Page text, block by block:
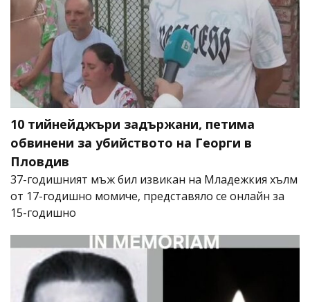
10 тийнейджъри задържани, петима
обвинени за убийството на Георги в
Пловдив
37-годишният мъж бил извикан на Младежкия хълм
от 17-годишно момиче, представяло се онлайн за
15-годишно